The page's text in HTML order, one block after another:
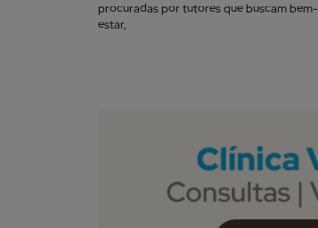
procuradas por tutores que buscam bem-
estar,